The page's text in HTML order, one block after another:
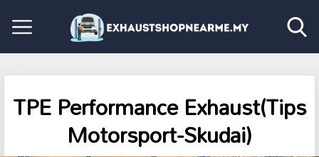
TPE Performance Exhaust(Tips
Motorsport-Skudai)